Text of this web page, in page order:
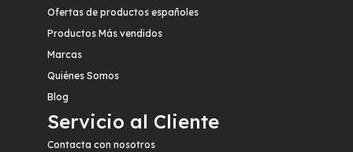
Ofertas de productos españoles
Productos Más vendidos
Marcas
Quiénes Somos
Blog
Servicio al Cliente
Contacta con nosotros